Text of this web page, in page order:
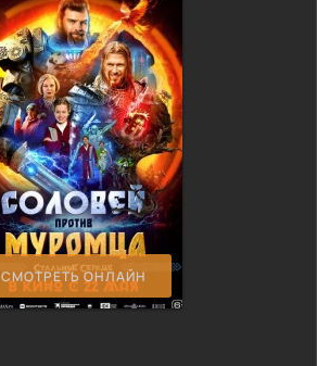
СМОТРЕТЬ ОНЛАЙН